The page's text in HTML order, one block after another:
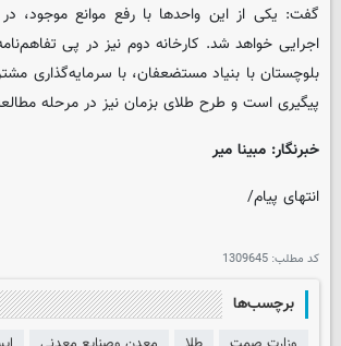
گفت: یکی از این واحدها با رفع موانع موجود،
اجرایی خواهد شد. کارخانه دوم نیز در پی
بلوچستان با بنیاد مستضعفان، با سرمایه‌گذاری
پیگیری است و طرح طلای بزمان نیز در مرحله
خبرنگار: مبینا میر
انتهای پیام/
کد مطلب: 1309645
برچسب‌ها